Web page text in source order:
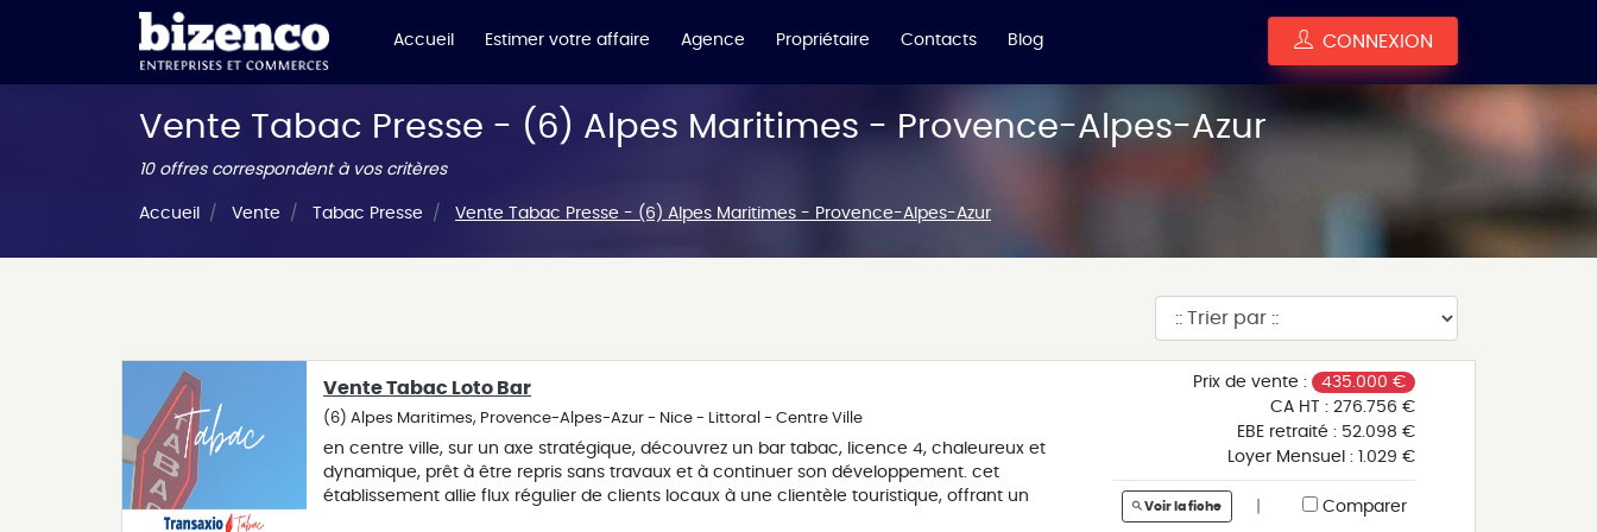
Accueil Estimer votre affaire Agence Propriétaire Contacts Blog CONNEXION
Vente Tabac Presse - (6) Alpes Maritimes - Provence-Alpes-Azur
10 offres correspondent à vos critères
Accueil Vente Tabac Presse Vente Tabac Presse - (6) Alpes Maritimes - Provence-Alpes-Azur
Vente Tabac Loto Bar
(6) Alpes Maritimes, Provence-Alpes-Azur - Nice - Littoral - Centre Ville
en centre ville, sur un axe stratégique, découvrez un bar tabac, licence 4, chaleureux et
dynamique, prêt à être repris sans travaux et à continuer son développement. cet
établissement allie flux régulier de clients locaux à une clientèle touristique, offrant un
Prix de vente : 435.000 €
CA HT :276.756 €
EBE retraité : 52.098 €
Loyer Mensuel : 1.029 €
Voir la fiche Comparer